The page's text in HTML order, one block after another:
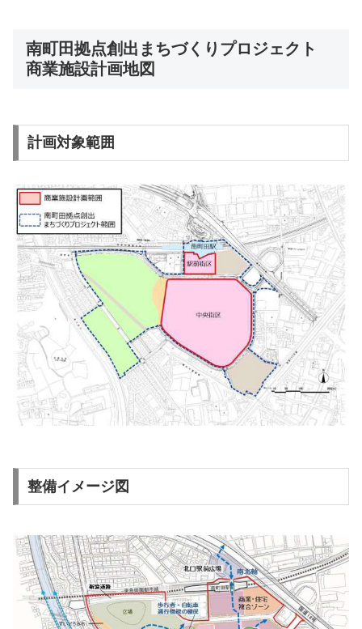
南町田拠点創出まちづくりプロジェクト
商業施設計画地図
計画対象範囲
整備イメージ図